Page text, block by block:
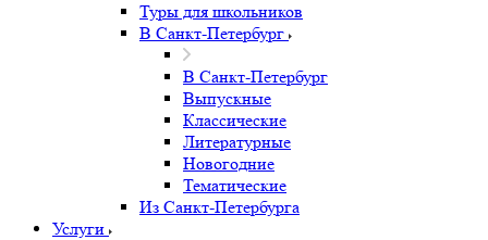
Туры для школьников
В Санкт-Петербург
В Санкт-Петербург
Выпускные
Классические
Литературные
Новогодние
Тематические
Из Санкт-Петербурга
Услуги